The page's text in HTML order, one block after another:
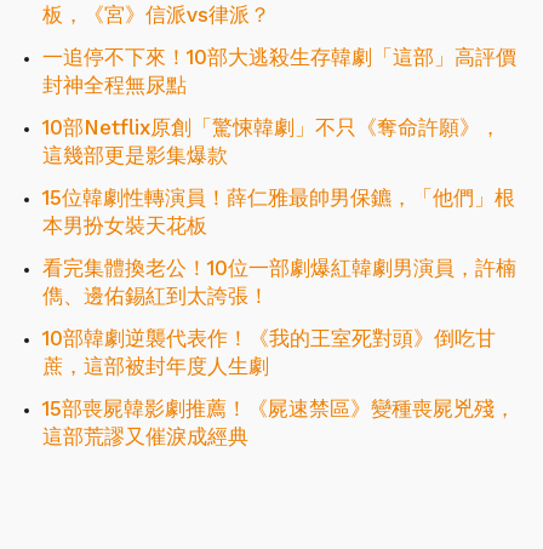
板，《宮》信派vs律派？
一追停不下來！10部大逃殺生存韓劇「這部」高評價
封神全程無尿點
10部Netflix原創「驚悚韓劇」不只《奪命許願》，
這幾部更是影集爆款
15位韓劇性轉演員！薛仁雅最帥男保鑣，「他們」根
本男扮女裝天花板
看完集體換老公！10位一部劇爆紅韓劇男演員，許楠
儁、邊佑錫紅到太誇張！
10部韓劇逆襲代表作！《我的王室死對頭》倒吃甘
蔗，這部被封年度人生劇
15部喪屍韓影劇推薦！《屍速禁區》變種喪屍兇殘，
這部荒謬又催淚成經典